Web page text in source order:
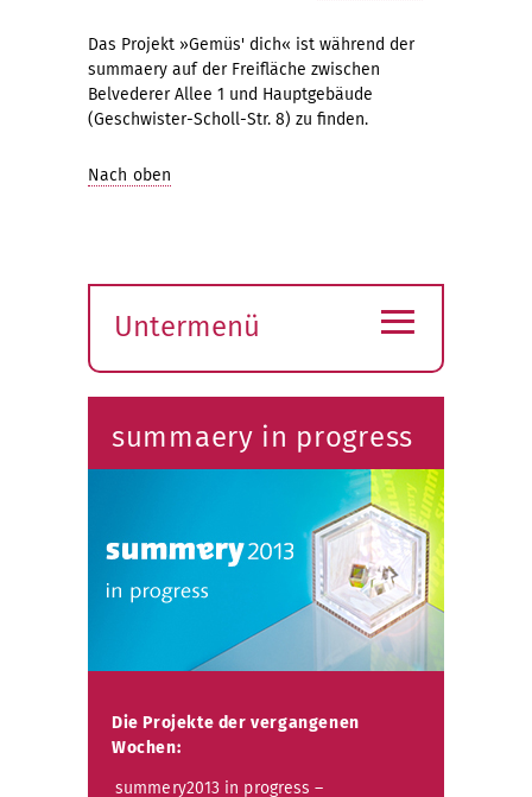
Das Projekt »Gemüs' dich« ist während der
summaery auf der Freifläche zwischen
Belvederer Allee 1 und Hauptgebäude
(Geschwister-Scholl-Str. 8) zu finden.
Nach oben
Untermenü
öffnen
≡
summaery in progress
Die Projekte der vergangenen
Wochen:
summery2013 in progress –